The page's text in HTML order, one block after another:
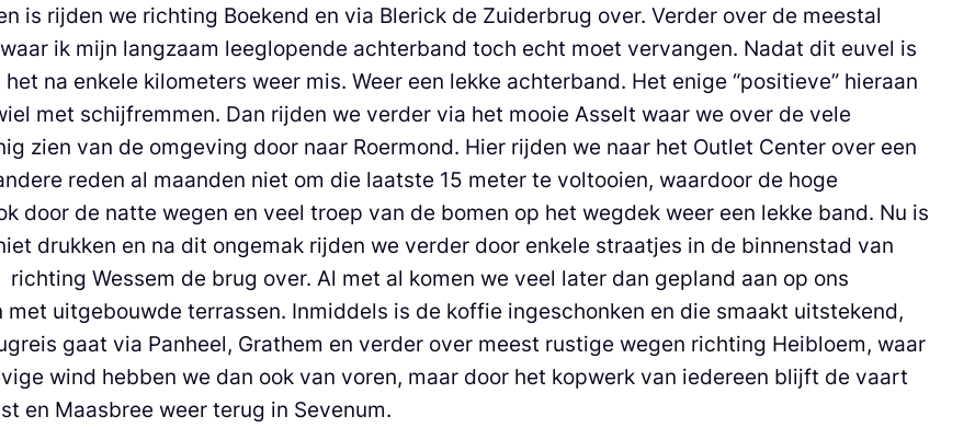
is rijden we richting Boekend en via Blerick de Zuiderbrug over. Verder over de meestal
ik mijn langzaam leeglopende achterband toch echt moet vervangen. Nadat dit euvel is
na enkele kilometers weer mis. Weer een lekke achterband. Het enige “positieve” hieraan
met schijfremmen. Dan rijden we verder via het mooie Asselt waar we over de vele
zien van de omgeving door naar Roermond. Hier rijden we naar het Outlet Center over een
reden al maanden niet om die laatste 15 meter te voltooien, waardoor de hoge
door de natte wegen en veel troep van de bomen op het wegdek weer een lekke band. Nu is
drukken en na dit ongemak rijden we verder door enkele straatjes in de binnenstad van
Wessem de brug over. Al met al komen we veel later dan gepland aan op ons
uitgebouwde terrassen. Inmiddels is de koffie ingeschonken en die smaakt uitstekend,
gaat via Panheel, Grathem en verder over meest rustige wegen richting Heibloem, waar
wind hebben we dan ook van voren, maar door het kopwerk van iedereen blijft de vaart
en Maasbree weer terug in Sevenum.